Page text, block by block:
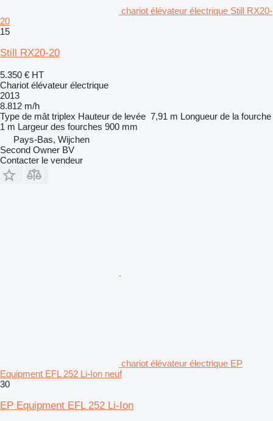
chariot élévateur électrique Still RX20-
20
15
Still RX20-20
5.350 € HT
Chariot élévateur électrique
2013
8.812 m/h
Type de mât triplex Hauteur de levée 7,91 m Longueur de la fourche
1 m Largeur des fourches 900 mm
Pays-Bas, Wijchen
Second Owner BV
Contacter le vendeur
chariot élévateur électrique EP
Equipment EFL 252 Li-Ion neuf
30
EP Equipment EFL 252 Li-Ion